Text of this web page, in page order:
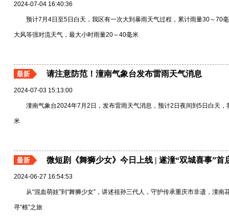
2024-07-04 16:40:36
预计7月4日至5日白天，我区有一次大到暴雨天气过程，累计雨量30～70
大风等强对流天气，最大小时雨量20～40毫米
请注意防范！潼南气象台发布雷雨天气消息
2024-07-03 15:13:00
潼南气象台2024年7月2日，发布雷雨天气消息，预计2日夜间到5日白天
米
微短剧《舞狮少女》今日上线 | 遂潼“双城喜事”首
2024-06-27 16:54:53
从“混血萌娃”到“舞狮少女”，讲述祖孙三代人，守护传承重庆市非遗，潼
寻“根”之旅